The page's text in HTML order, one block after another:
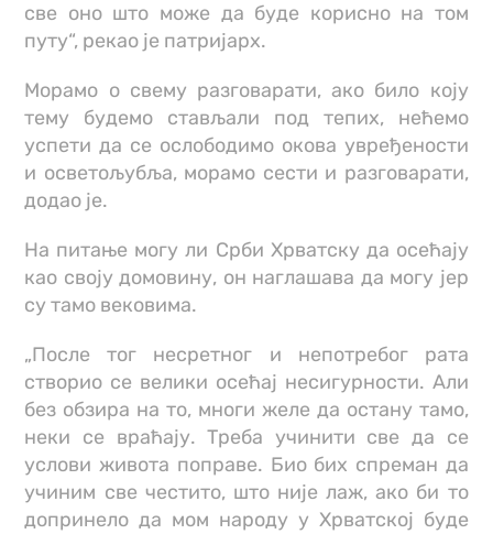
све оно што може да буде корисно на том
путу“, рекао је патријарх.
Морамо о свему разговарати, ако било коју
тему будемо стављали под тепих, нећемо
успети да се ослободимо окова увређености
и осветољубља, морамо сести и разговарати,
додао је.
На питање могу ли Срби Хрватску да осећају
као своју домовину, он наглашава да могу јер
су тамо вековима.
„После тог несретног и непотребог рата
створио се велики осећај несигурности. Али
без обзира на то, многи желе да остану тамо,
неки се враћају. Треба учинити све да се
услови живота поправе. Био бих спреман да
учиним све честито, што није лаж, ако би то
допринело да мом народу у Хрватској буде